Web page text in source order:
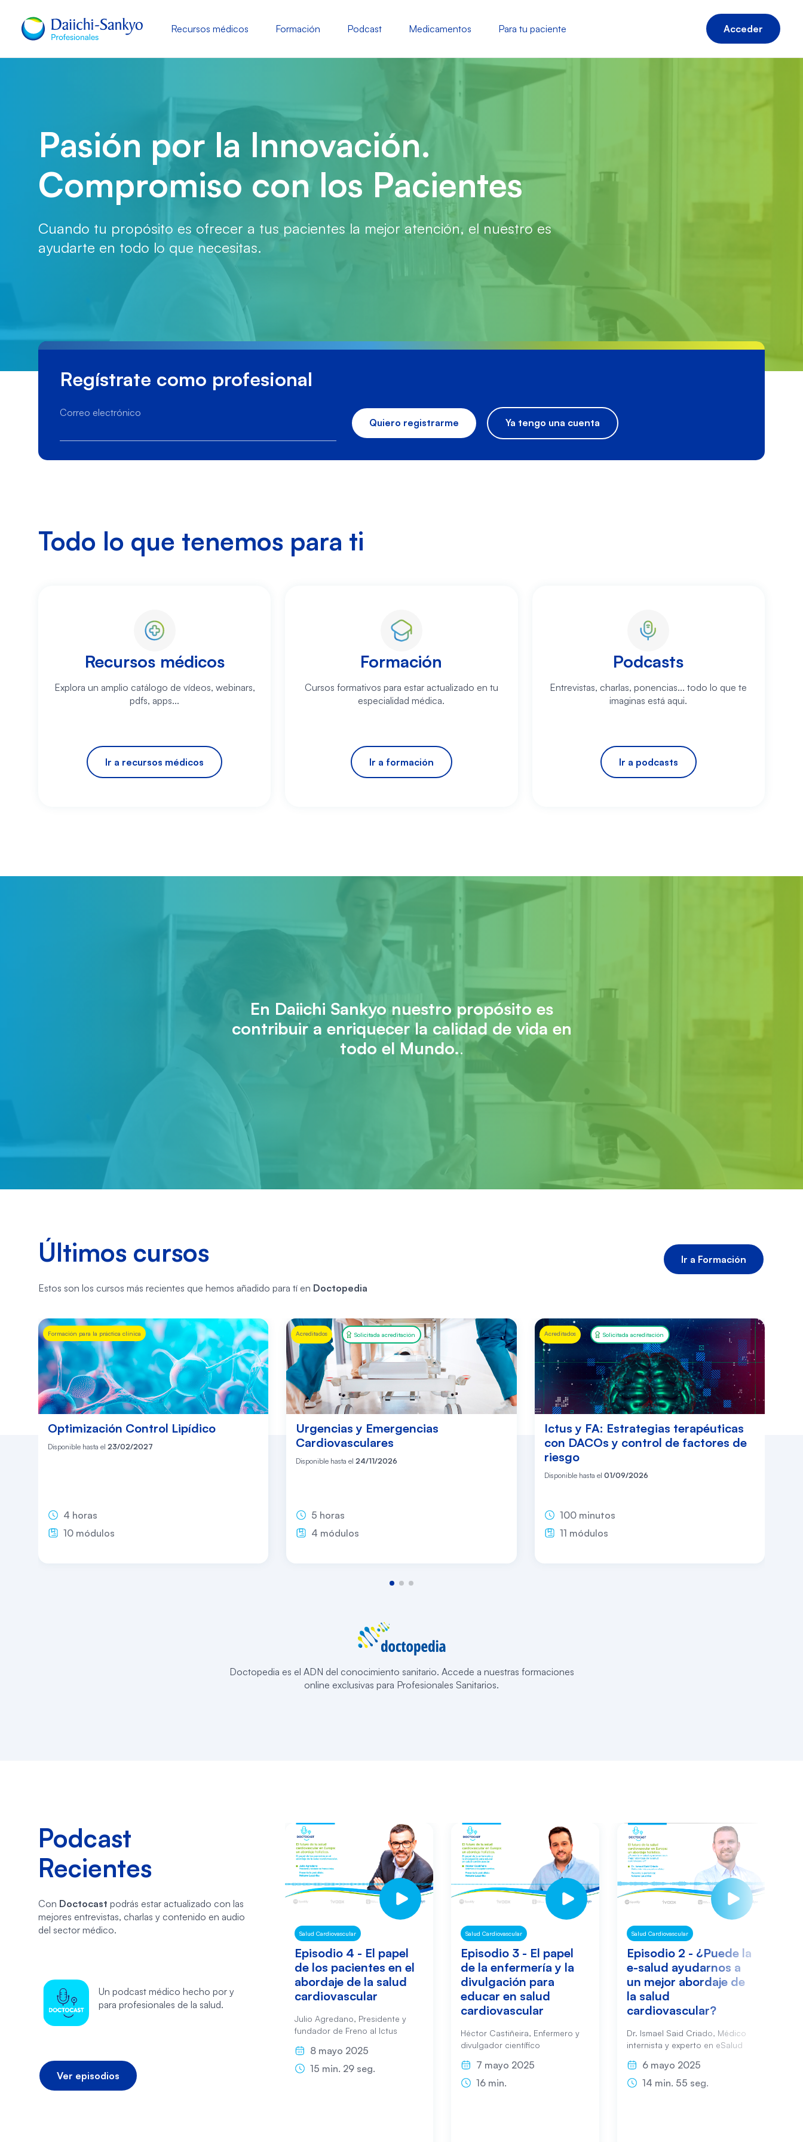
Recursos médicos Formación Podcast Medicamentos Para tu paciente Acceder
Pasión por la Innovación.
Compromiso con los Pacientes
Cuando tu propósito es ofrecer a tus pacientes la mejor atención, el nuestro es
ayudarte en todo lo que necesitas.
Regístrate como profesional
Correo electrónico
Quiero registrarme
Ya tengo una cuenta
Todo lo que tenemos para ti
Recursos médicos
Explora un amplio catálogo de vídeos, webinars,
pdfs, apps...
Ir a recursos médicos
Formación
Cursos formativos para estar actualizado en tu
especialidad médica.
Ir a formación
Podcasts
Entrevistas, charlas, ponencias... todo lo que te
imaginas está aqui.
Ir a podcasts
En Daiichi Sankyo nuestro propósito es
contribuir a enriquecer la calidad de vida en
todo el Mundo..
Últimos cursos Ir a Formación
Estos son los cursos más recientes que hemos añadido para tí en Doctopedia
Formación para la práctica clínica
Optimización Control Lipídico
Disponible hasta el 23/02/2027
4 horas
10 módulos
Acreditados Solicitada acreditación
Urgencias y Emergencias
Cardiovasculares
Disponible hasta el24/11/2026
5 horas
4 módulos
Acreditados Solicitada acreditación
Ictus y FA: Estrategias terapéuticas
con DACOs y control de factores de
riesgo
Disponible hasta el 01/09/2026
100 minutos
11 módulos
Doctopedia es el ADN del conocimiento sanitario. Accede a nuestras formaciones
online exclusivas para Profesionales Sanitarios.
Podcast
Recientes
Con Doctocast podrás estar actualizado con las
mejores entrevistas, charlas y contenido en audio
del sector médico.
Ver episodios
Un podcast médico hecho por y
para profesionales de la salud.
Salud Cardiovascular
Episodio 4 - El papel
de los pacientes en el
abordaje de la salud
cardiovascular
Julio Agredano, Presidente y
fundador de Freno al Ictus
8 mayo 2025
15 min. 29 seg.
Salud Cardiovascular
Episodio 3 - El papel
de la enfermería y la
divulgación para
educar en salud
cardiovascular
Héctor Castiñeira, Enfermero y
divulgador científico
7 mayo 2025
16 min.
Salud Cardiovascular
Episodio 2 - ¿Puede la
e-salud ayudarnos a
un mejor abordaje de
la salud
cardiovascular?
Dr. Ismael Said Criado, Médico
internista y experto en eSalud
6 mayo 2025
14 min. 55 seg.